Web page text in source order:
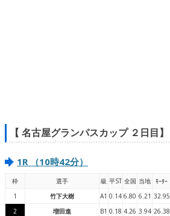
【 名古屋グランパスカップ ２日目】
1R （10時42分）
枠 選手 級 平ST 全国 当地 ﾓｰﾀｰ
1
竹下大樹 A1 0.14 6.80 6.21 32.95
2
増田進 B1 0.18 4.26 3.94 26.38